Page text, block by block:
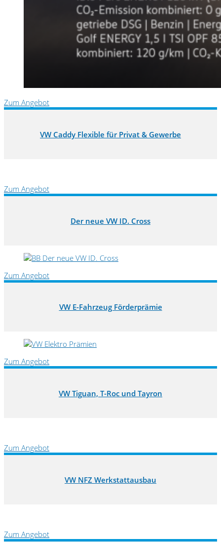
Zum Angebot
VW Caddy Flexible für Privat & Gewerbe
Zum Angebot
Der neue VW ID. Cross
Zum Angebot
VW E-Fahrzeug Förderprämie
Zum Angebot
VW Tiguan, T-Roc und Tayron
Zum Angebot
VW NFZ Werkstattausbau
Zum Angebot